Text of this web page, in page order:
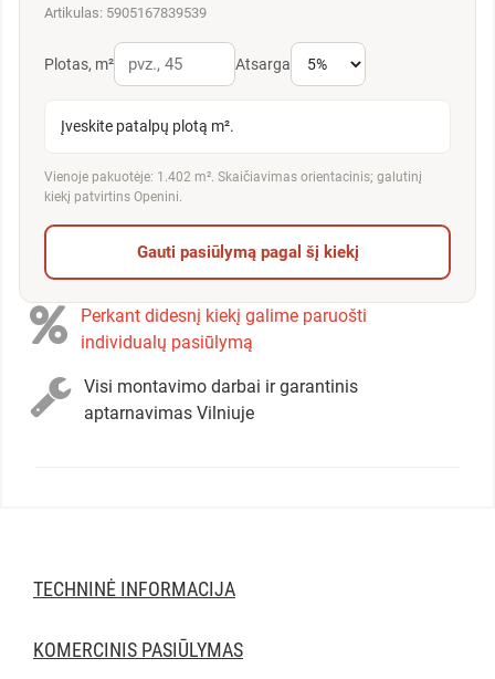
Artikulas: 5905167839539
Plotas, m² Atsarga
Įveskite patalpų plotą m².
Vienoje pakuotėje: 1.402 m². Skaičiavimas orientacinis; galutinį
kiekį patvirtins Openini.
Gauti pasiūlymą pagal šį kiekį
Perkant didesnį kiekį galime paruošti
individualų pasiūlymą
Visi montavimo darbai ir garantinis
aptarnavimas Vilniuje
TECHNINĖ INFORMACIJA
KOMERCINIS PASIŪLYMAS